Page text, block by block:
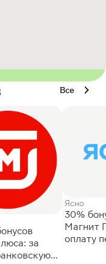
Все
за
Ясно
30%
Магнит
оплату